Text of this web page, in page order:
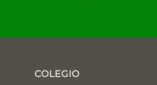
COLEGIO